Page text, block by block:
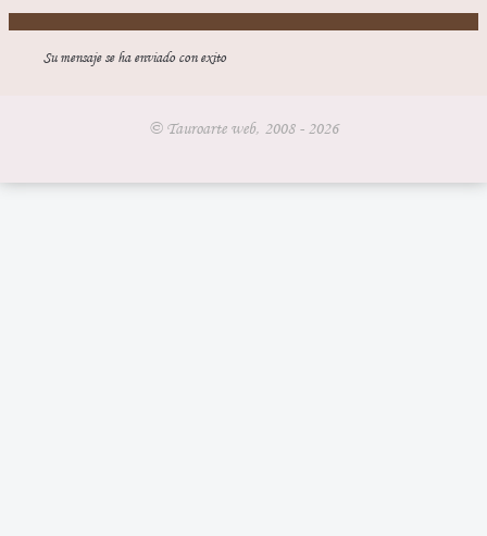
Su mensaje se ha enviado con exito
© Tauroarte web, 2008 - 2026